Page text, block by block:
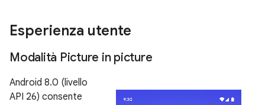
Esperienza utente
Modalità Picture in picture
Android 8.0 (livello
API 26) consente